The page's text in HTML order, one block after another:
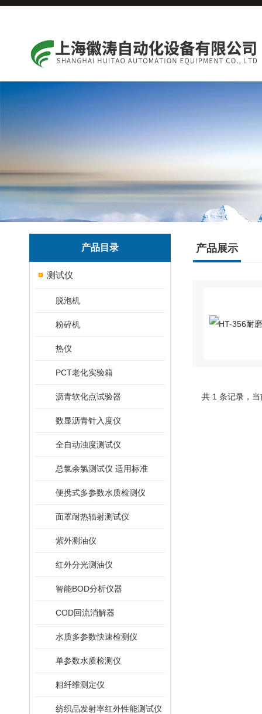
产品目录
测试仪
脱泡机
粉碎机
热仪
PCT老化实验箱
沥青软化点试验器
数显沥青针入度仪
全自动浊度测试仪
总氯余氯测试仪 适用标准
便携式多参数水质检测仪
面罩耐热辐射测试仪
紫外测油仪
红外分光测油仪
智能BOD分析仪器
COD回流消解器
水质多参数快速检测仪
单参数水质检测仪
粗纤维测定仪
纺织品发射率红外性能测试仪
产品展示
共 1 条记录，